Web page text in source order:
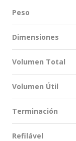
Peso
Dimensiones
Volumen Total
Volumen Útil
Terminación
Refilável